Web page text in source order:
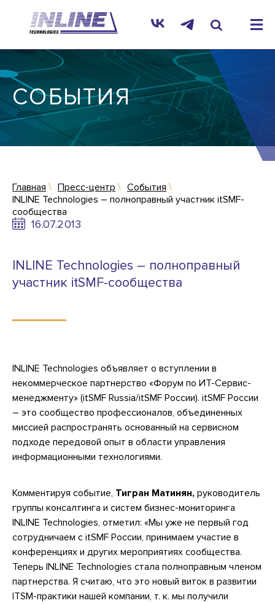
СОБЫТИЯ
Главная Пресс-центр
События
INLINE Technologies – полноправный участник itSMF-
сообщества
16.07.2013
INLINE Technologies – полноправный
участник itSMF-сообщества
INLINE Technologies объявляет о вступлении в
некоммерческое партнерство «Форум по ИТ-Сервис-
менеджменту» (itSMF Russia/itSMF России). itSMF России
– это сообщество профессионалов, объединенных
миссией распространять основанный на сервисном
подходе передовой опыт в области управления
информационными технологиями.
Комментируя событие, Тигран Матинян, руководитель
группы консалтинга и систем бизнес-мониторинга
INLINE Technologies, отметил: «Мы уже не первый год
сотрудничаем с itSMF России, принимаем участие в
конференциях и других мероприятиях сообщества.
Теперь INLINE Technologies стала полноправным членом
партнерства. Я считаю, что это новый виток в развитии
ITSM-практики нашей компании, т. к. мы получили